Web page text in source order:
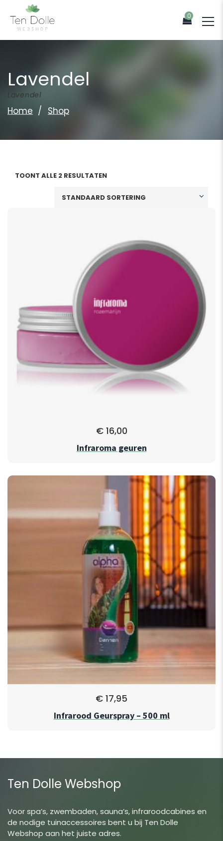
0
Lavendel
Lavendel
Home Shop
TOONT ALLE 2 RESULTATEN
€16,00
Infraroma geuren
€ 17,95
Infrarood Geurspray – 500 ml
Ten Dolle Webshop
Voor spa’s, zwembaden, sauna’s, infraroodcabines en
de nodige tuinaccessoires bent u bij Ten Dolle
Webshop aan het juiste adres.